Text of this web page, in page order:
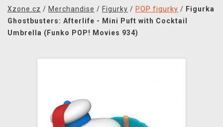
MERCHANDISE
PRODEJNY
Xzone.cz / Merchandise / Figurky / POP figurky / Figurka
Ghostbusters: Afterlife - Mini Puft with Cocktail
Umbrella (Funko POP! Movies 934)